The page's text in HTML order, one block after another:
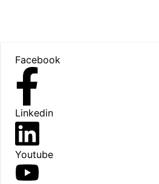
识这些元素对沟通的影响，您
有意义的互动。加入我们，一
提升您的个人和职业关系！
Facebook
Linkedin
Youtube